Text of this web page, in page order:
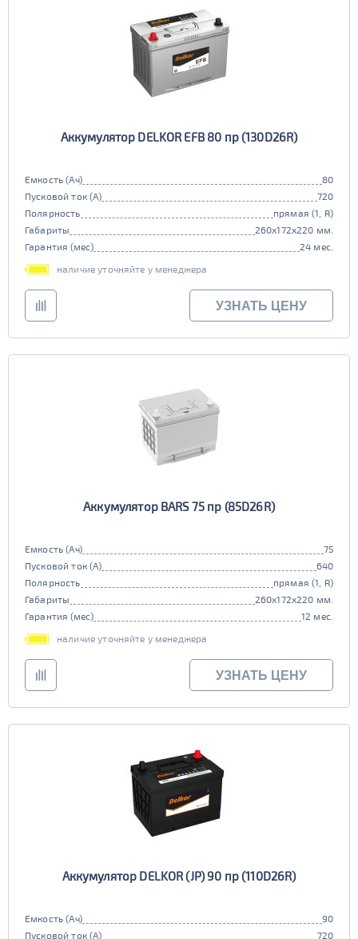
Аккумулятор DELKOR EFB 80 пр (130D26R)
Емкость (Ач)
80
Пусковой ток (А)
720
Полярность
прямая (1, R)
Габариты
260x172x220 мм.
Гарантия (мес)
24 мес.
наличие уточняйте у менеджера
УЗНАТЬ ЦЕНУ
Аккумулятор BARS 75 пр (85D26R)
Емкость (Ач)
75
Пусковой ток (А)
640
Полярность
прямая (1, R)
Габариты
260x172x220 мм.
Гарантия (мес)
12 мес.
наличие уточняйте у менеджера
УЗНАТЬ ЦЕНУ
Аккумулятор DELKOR (JP) 90 пр (110D26R)
Емкость (Ач)
90
Пусковой ток (А)
720